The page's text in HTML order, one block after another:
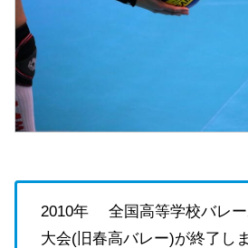
2010年 全国高等学校バレー
大会(旧春高バレー)が終了しま